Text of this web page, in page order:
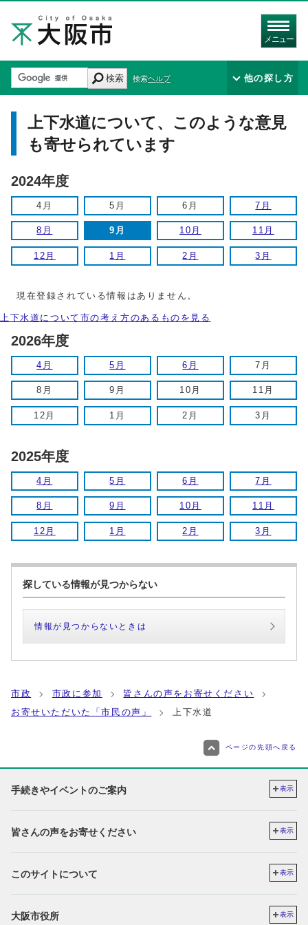
メニュー
検索 検索ヘルプ 他の探し方
上下水道について、このような意見
も寄せられています
2024年度
4月 5月 6月 7月
8月 9月 10月 11月
12月 1月 2月 3月
現在登録されている情報はありません。
上下水道について市の考え方のあるものを見る
2026年度
4月 5月 6月 7月
8月 9月 10月 11月
12月 1月 2月 3月
2025年度
4月 5月 6月 7月
8月 9月 10月 11月
12月 1月 2月 3月
探している情報が見つからない
情報が見つからないときは
市政 市政に参加
皆さんの声をお寄せください
お寄せいただいた「市民の声」
上下水道
ページの先頭へ戻る
手続きやイベントのご案内 表示
皆さんの声をお寄せください 表示
このサイトについて 表示
大阪市役所 表示